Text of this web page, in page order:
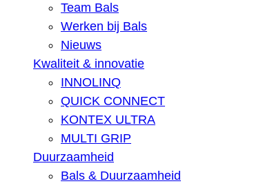
Team Bals
Werken bij Bals
Nieuws
Kwaliteit & innovatie
INNOLINQ
QUICK CONNECT
KONTEX ULTRA
MULTI GRIP
Duurzaamheid
Bals & Duurzaamheid